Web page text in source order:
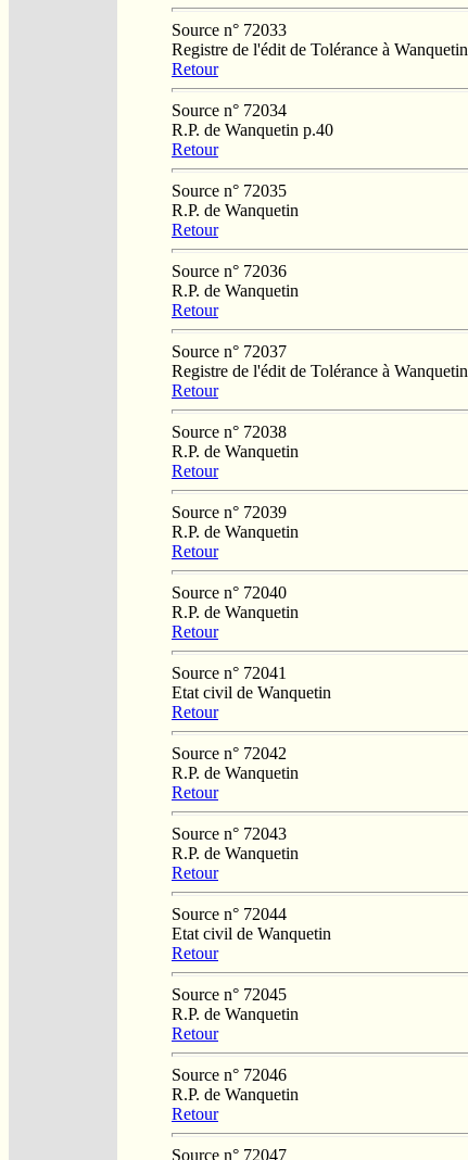
Source n° 72033
Registre de l'édit de Tolérance à Wanquetin
Retour
Source n° 72034
R.P. de Wanquetin p.40
Retour
Source n° 72035
R.P. de Wanquetin
Retour
Source n° 72036
R.P. de Wanquetin
Retour
Source n° 72037
Registre de l'édit de Tolérance à Wanquetin
Retour
Source n° 72038
R.P. de Wanquetin
Retour
Source n° 72039
R.P. de Wanquetin
Retour
Source n° 72040
R.P. de Wanquetin
Retour
Source n° 72041
Etat civil de Wanquetin
Retour
Source n° 72042
R.P. de Wanquetin
Retour
Source n° 72043
R.P. de Wanquetin
Retour
Source n° 72044
Etat civil de Wanquetin
Retour
Source n° 72045
R.P. de Wanquetin
Retour
Source n° 72046
R.P. de Wanquetin
Retour
Source n° 72047